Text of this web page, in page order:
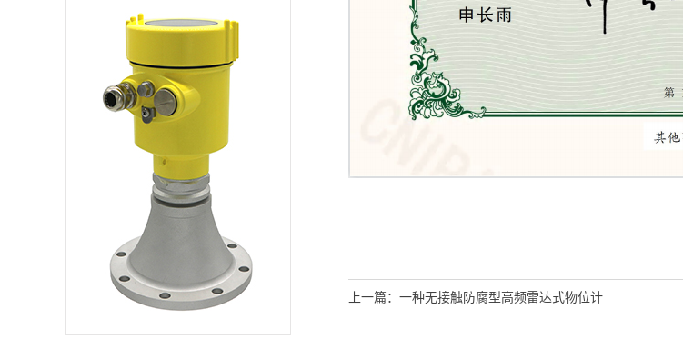
计工作影响不大。●波
固体表面有更好的反
射。●波束角小，能量
集中，穿透力强，增
强了回波能力的同时
又有利于避开干扰
物。●测量盲区更小，
对于小罐测量也会取
得良好的效果。●高信
情况下也能获得更优
的性能。●高频率，是
测量固体和低介电常
数介质的最佳选择。●
铝制氧化磨砂天线工
艺，仪表轻便。 北京
精诚瑞博仪表有限公
司价格合理 质量过
硬 服务一流 专业生
产各种物位...
上一篇： 一种无接触防腐型高频雷达式物位计